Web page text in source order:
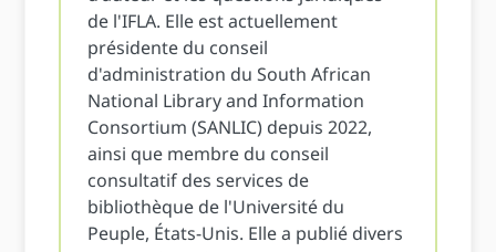
de l'IFLA. Elle est actuellement
présidente du conseil
d'administration du South African
National Library and Information
Consortium (SANLIC) depuis 2022,
ainsi que membre du conseil
consultatif des services de
bibliothèque de l'Université du
Peuple, États-Unis. Elle a publié divers